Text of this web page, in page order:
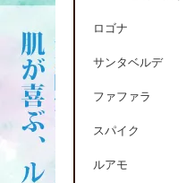
ロゴナ
サンタベルデ
ファファラ
スパイク
ルアモ